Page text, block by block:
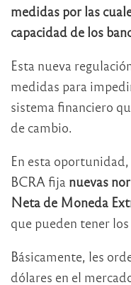
medidas por las
capacidad de los
Esta nueva
medidas para
sistema financiero
de cambio.
En esta
BCRA fija nuevas
Neta de Moneda
que pueden tener los
Básicamente, les
dólares en el